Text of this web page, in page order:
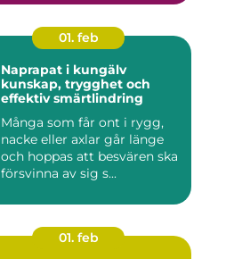
01. feb
Naprapat i kungälv
kunskap, trygghet och
effektiv smärtlindring
Många som får ont i rygg,
nacke eller axlar går länge
och hoppas att besvären ska
försvinna av sig s...
01. feb